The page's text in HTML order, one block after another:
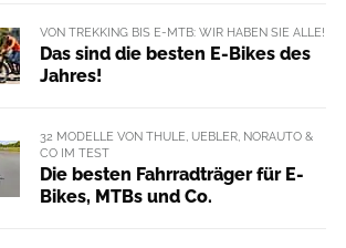
VON TREKKING BIS E-MTB: WIR HABEN SIE ALLE!
Das sind die besten E-Bikes des
Jahres!
32 MODELLE VON THULE, UEBLER, NORAUTO &
CO IM TEST
Die besten Fahrradträger für E-
Bikes, MTBs und Co.